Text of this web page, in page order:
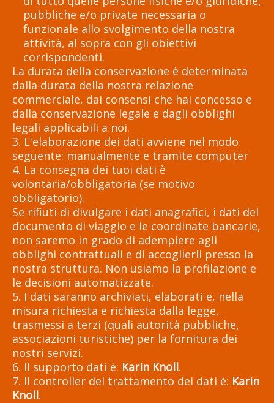
pubbliche e/o private necessaria o
funzionale allo svolgimento della nostra
attività, al sopra con gli obiettivi
corrispondenti.
La durata della conservazione è determinata
dalla durata della nostra relazione
commerciale, dai consensi che hai concesso e
dalla conservazione legale e dagli obblighi
legali applicabili a noi.
3. L'elaborazione dei dati avviene nel modo
seguente: manualmente e tramite computer
4. La consegna dei tuoi dati è
volontaria/obbligatoria (se motivo
obbligatorio).
Se rifiuti di divulgare i dati anagrafici, i dati del
documento di viaggio e le coordinate bancarie,
non saremo in grado di adempiere agli
obblighi contrattuali e di accoglierli presso la
nostra struttura. Non usiamo la profilazione e
le decisioni automatizzate.
5. I dati saranno archiviati, elaborati e, nella
misura richiesta e richiesta dalla legge,
trasmessi a terzi (quali autorità pubbliche,
associazioni turistiche) per la fornitura dei
nostri servizi.
6. Il supporto dati è: Karin Knoll.
7. Il controller del trattamento dei dati è: Karin
Knoll.